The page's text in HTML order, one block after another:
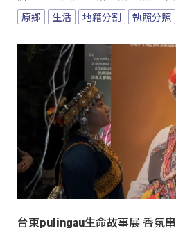
原鄉 生活 地籍分割 執照分照
台東pulingau生命故事展 香氛